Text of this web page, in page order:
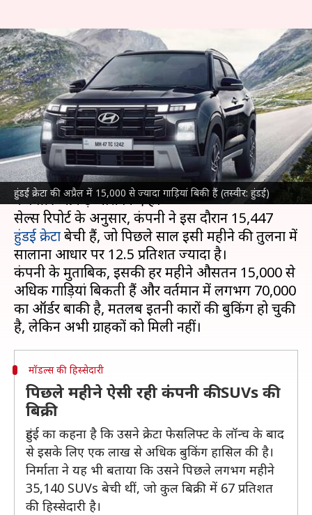
हुंडई क्रेटा की अप्रैल में 15,000 से ज्यादा गाड़ियां बिकी हैं (तस्वीर: हुंडई)
हुंडई क्रेटा का 70,000 से ज्यादा का
ऑर्डर बाकी, पिछले महीने बिकी
15,000 से ज्यादा
लेखन दिनेश चंद शर्मा May 06, 2024 12:47 pm
क्या है खबर?
दक्षिण कोरियाईहुंडई मोटर कंपनीने अपनी क्रेटा के अप्रैल
के बिक्री आंकड़े जारी किए हैं।
सेल्स रिपोर्ट के अनुसार, कंपनी ने इस दौरान 15,447
हुंडई क्रेटाबेची हैं, जो पिछले साल इसी महीने की तुलना में
सालाना आधार पर 12.5 प्रतिशत ज्यादा है।
कंपनी के मुताबिक, इसकी हर महीने औसतन 15,000 से
अधिक गाड़ियां बिकती हैं और वर्तमान में लगभग 70,000
का ऑर्डर बाकी है, मतलब इतनी कारों की बुकिंग हो चुकी
मॉडल्स की हिस्सेदारी
पिछले महीने ऐसी रही कंपनी की SUVs की
बिक्री
हुंडई का कहना है कि उसने क्रेटा फेसलिफ्ट के लॉन्च के बाद
से इसके लिए एक लाख से अधिक बुकिंग हासिल की है।
निर्माता ने यह भी बताया कि उसने पिछले लगभग महीने
35,140 SUVs बेची थीं, जो कुल बिक्री में 67 प्रतिशत
की हिस्सेदारी है।